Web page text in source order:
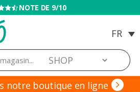
INTERDITE AUX MINEURS
Blog
de
Grow
Barato
notre boutique en ligne